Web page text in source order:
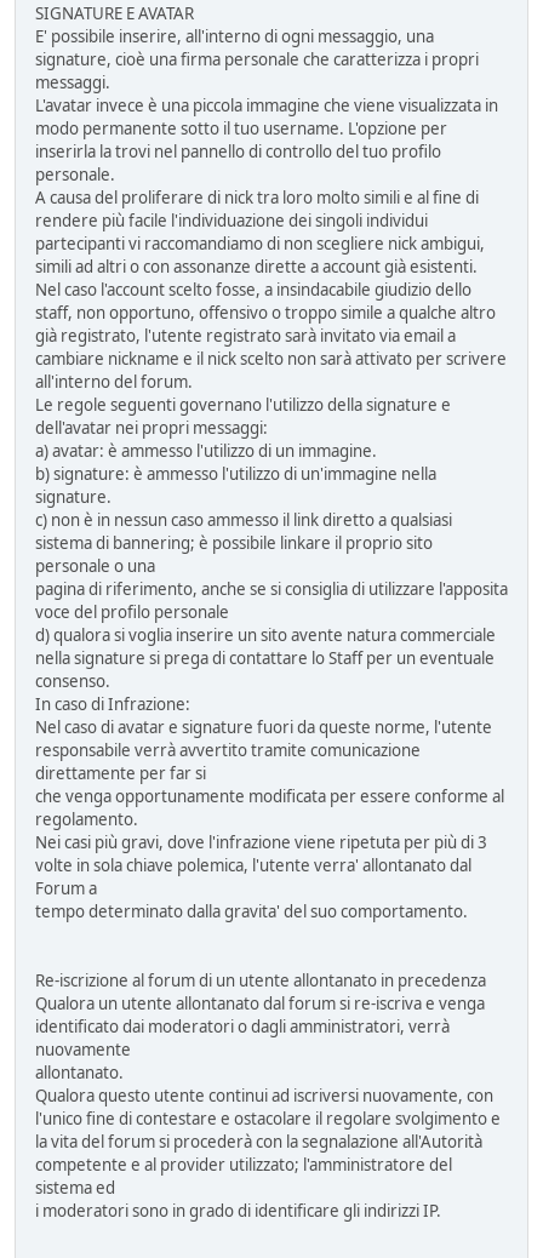
SIGNATURE E AVATAR
E' possibile inserire, all'interno di ogni messaggio, una
signature, cioè una firma personale che caratterizza i propri
messaggi.
L'avatar invece è una piccola immagine che viene visualizzata in
modo permanente sotto il tuo username. L'opzione per
inserirla la trovi nel pannello di controllo del tuo profilo
personale.
A causa del proliferare di nick tra loro molto simili e al fine di
rendere più facile l'individuazione dei singoli individui
partecipanti vi raccomandiamo di non scegliere nick ambigui,
simili ad altri o con assonanze dirette a account già esistenti.
Nel caso l'account scelto fosse, a insindacabile giudizio dello
staff, non opportuno, offensivo o troppo simile a qualche altro
già registrato, l'utente registrato sarà invitato via email a
cambiare nickname e il nick scelto non sarà attivato per scrivere
all'interno del forum.
Le regole seguenti governano l'utilizzo della signature e
dell'avatar nei propri messaggi:
a) avatar: è ammesso l'utilizzo di un immagine.
b) signature: è ammesso l'utilizzo di un'immagine nella
signature.
c) non è in nessun caso ammesso il link diretto a qualsiasi
sistema di bannering; è possibile linkare il proprio sito
personale o una
pagina di riferimento, anche se si consiglia di utilizzare l'apposita
voce del profilo personale
d) qualora si voglia inserire un sito avente natura commerciale
nella signature si prega di contattare lo Staff per un eventuale
consenso.
In caso di Infrazione:
Nel caso di avatar e signature fuori da queste norme, l'utente
responsabile verrà avvertito tramite comunicazione
direttamente per far si
che venga opportunamente modificata per essere conforme al
regolamento.
Nei casi più gravi, dove l'infrazione viene ripetuta per più di 3
volte in sola chiave polemica, l'utente verra' allontanato dal
Forum a
tempo determinato dalla gravita' del suo comportamento.
Re-iscrizione al forum di un utente allontanato in precedenza
Qualora un utente allontanato dal forum si re-iscriva e venga
identificato dai moderatori o dagli amministratori, verrà
nuovamente
allontanato.
Qualora questo utente continui ad iscriversi nuovamente, con
l'unico fine di contestare e ostacolare il regolare svolgimento e
la vita del forum si procederà con la segnalazione all'Autorità
competente e al provider utilizzato; l'amministratore del
sistema ed
i moderatori sono in grado di identificare gli indirizzi IP.